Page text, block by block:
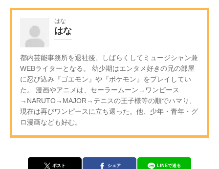
はな
はな
都内芸能事務所を退社後、しばらくしてミュージシャン兼
WEBライターとなる。 幼少期はエンタメ好きの兄の部屋
に忍び込み『ゴエモン』や『ポケモン』をプレイしてい
た。 漫画やアニメは、セーラームーン→ワンピース
→NARUTO→MAJOR→テニスの王子様等の順でハマり、
現在は再びワンピースに立ち還った。他、少年・青年・グ
ロ漫画なども好む。
ポスト シェア LINEで送る